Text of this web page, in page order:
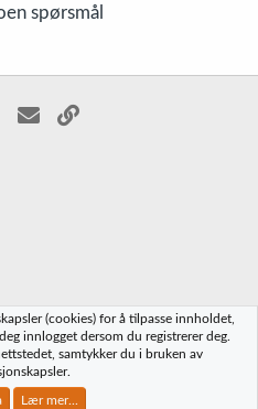
spørsmål
WhatsApp
E-post
2023 XenForo Ltd.
(cookies) for å tilpasse innholdet,
innlogget dersom du registrerer deg.
samtykker du i bruken av
Lær mer...